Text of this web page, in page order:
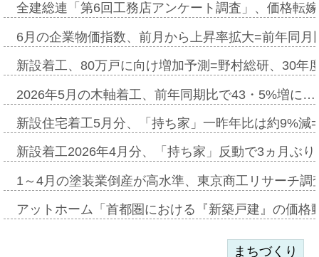
全建総連「第6回工務店アンケート調査」、価格転
6月の企業物価指数、前月から上昇率拡大=前年同
新設着工、80万戸に向け増加予測=野村総研、30年
2026年5月の木軸着工、前年同期比で43・5%増に…
新設住宅着工5月分、「持ち家」一昨年比は約9%
新設着工2026年4月分、「持ち家」反動で3ヵ月ぶ
1～4月の塗装業倒産が高水準、東京商工リサーチ
アットホーム「首都圏における『新築戸建』の価
まちづくり